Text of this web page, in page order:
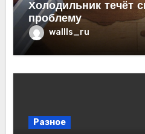
Холодильник течёт
проблему
wallls_ru
Разное